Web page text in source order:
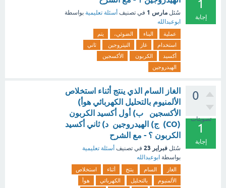
1
إجابة
سُئل مارس 1 في تصنيف أسئلة تعليمية بواسطة
ابوعبدالله
عملية البناء الضوئي،
يتم
استخدام
غاز النيتروجين
ثاني
أكسيد
الكربون
الأكسجين
الهيدروجين
0
تصويتات
1
إجابة
الغاز السام الذي ينتج أثناء استخلاص
الألمنيوم بالتحليل الكهربائي هوأ)
الأكسجين ب) أول أكسيد الكربون
(CO) ج) الهيدروجين د) ثاني أكسيد
الكربون ؟ - مع الشرح
سُئل فبراير 23 في تصنيف أسئلة تعليمية
بواسطة ابوعبدالله
الغاز السام ينتج أثناء
استخلاص
الألمنيوم
بالتحليل الكهربائي
هوأ